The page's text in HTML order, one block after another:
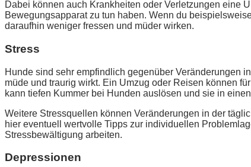
Dabei können auch Krankheiten oder Verletzungen eine
Bewegungsapparat zu tun haben. Wenn du
daraufhin weniger fressen und müder wirken.
Stress
Hunde sind sehr empfindlich gegenüber Veränderungen
müde und traurig wirkt. Ein Umzug oder Reisen können
kann tiefen Kummer bei Hunden auslösen und sie in
Weitere Stressquellen können Veränderungen in der
hier eventuell wertvolle Tipps zur individuellen
Stressbewältigung arbeiten.
Depressionen